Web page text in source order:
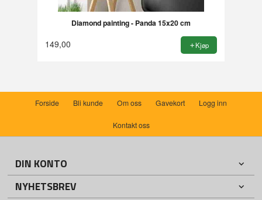
Diamond painting - Panda 15x20 cm
149,00 Kjøp
Forside Bli kunde Om oss Gavekort Logg inn
Kontakt oss
DIN KONTO
NYHETSBREV